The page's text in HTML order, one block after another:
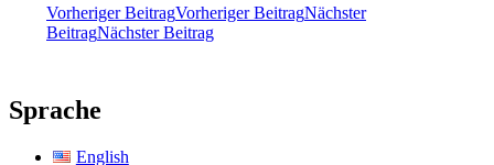
Beitragsnavigation
Vorheriger BeitragVorheriger BeitragNächster
BeitragNächster Beitrag
Sprache
English